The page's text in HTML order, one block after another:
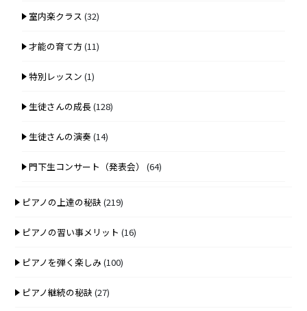
室内楽クラス (32)
才能の育て方 (11)
特別レッスン (1)
生徒さんの成長(128)
生徒さんの演奏(14)
門下生コンサート（発表会） (64)
ピアノの上達の秘訣 (219)
ピアノの習い事メリット (16)
ピアノを弾く楽しみ(100)
ピアノ継続の秘訣 (27)